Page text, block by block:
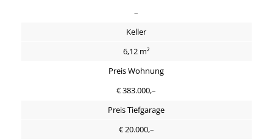
–
Keller
6,12 m²
Preis Wohnung
€ 383.000,–
Preis Tiefgarage
€ 20.000,–